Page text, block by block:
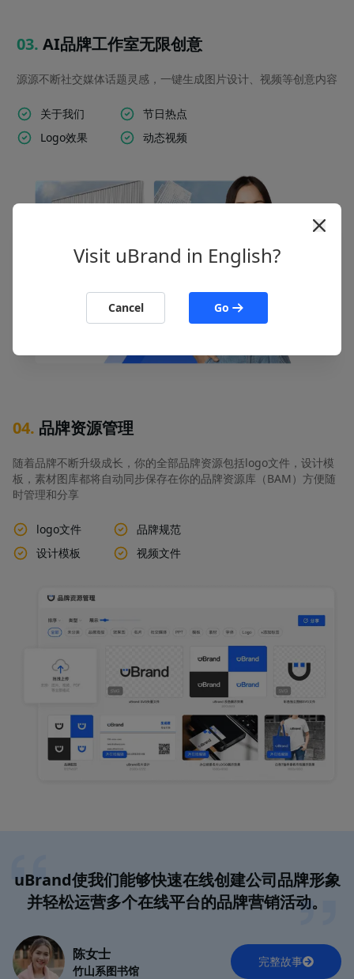
03. AI品牌工作室无限创意
源源不断社交媒体话题灵感，一键生成图片设计、视频等创意内容
关于我们
节日热点
Logo效果
动态视频
04. 品牌资源管理
随着品牌不断升级成长，你的全部品牌资源包括logo文件，设计模
板，素材图库都将自动同步保存在你的品牌资源库（BAM）方便随
时管理和分享
logo文件
品牌规范
设计模板
视频文件
uBrand使我们能够快速在线创建公司品牌形象
并轻松运营多个在线平台的品牌营销活动。
陈女士
竹山系图书馆
完整故事
Visit uBrand in English?
Cancel Go